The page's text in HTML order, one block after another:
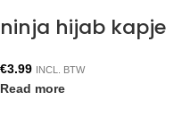
ninja hijab kapje
€3.99 INCL. BTW
Read more